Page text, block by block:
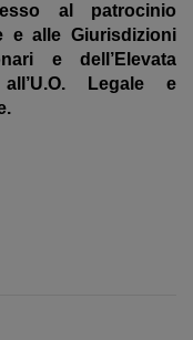
al patrocinio
e alle Giurisdizioni
e dell’Elevata
Legale e